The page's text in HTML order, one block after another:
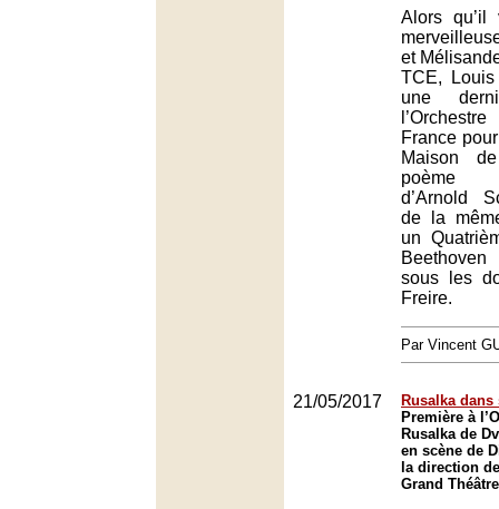
Alors qu’il
et
TCE,
une
France
Maison
poème
d’Arnold
de la
un
sous les
Freire.
Par Vincent
21/05/2017
Rusalka
Première à
Rusalka de
en scène de
la direction
Grand